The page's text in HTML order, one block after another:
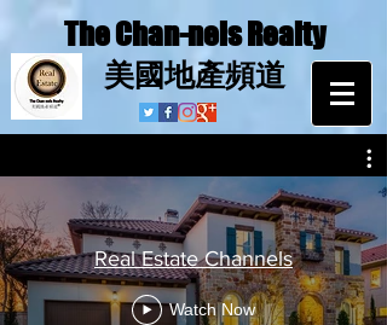
The Chan-nels Realty
​美國地產頻道
Real Estate Channels
Watch Now